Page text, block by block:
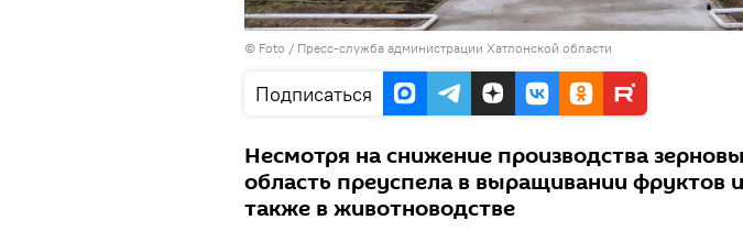
© Foto / Пресс-служба администрации Хатлонской области
Подписаться
Несмотря на снижение производства
область преуспела в выращивании фруктов
также в животноводстве